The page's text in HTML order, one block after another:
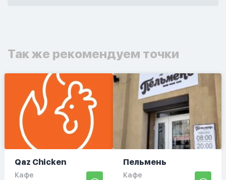
Так же рекомендуем точки
Qaz Chicken
Кафе
Пельмень
Кафе